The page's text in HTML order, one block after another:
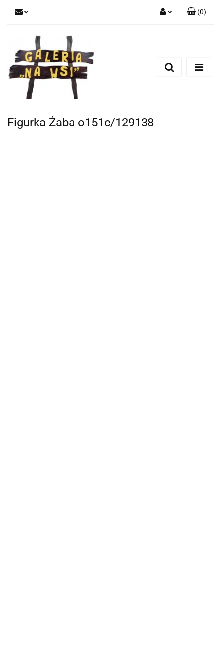
Dodaj zgłoszenie
(0)
Figurka Żaba o151c/129138